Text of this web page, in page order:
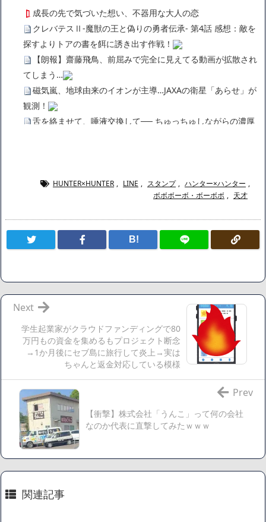
成長の先で気づいた想い、不器用な大人の恋
クレバテスⅡ-魔獣の王と偽りの勇者伝承- 第4話 感想：敵を
探すよりトアの書を餌に誘き出す作戦！
【朗報】齋藤飛鳥、前屈みで完全に見えてる動画が拡散され
てしまう…
磁気嵐、地球由来のイオンが主導…JAXAの衛星「あらせ」が
観測！
舌を絡ませて、唾液交換して── ちゅっちゅしながらの濃厚
広末涼子さん、正気に戻ってしまい絶望する・・・「アカ
割減
「ワンピース」、あと5年で終わりたい宣言から5年が経過し
ソだった所です」
【愕然】ワイ「豚バラ220gカリッカリになるまで焼いて重さ
調べたろww(2割3割減ったら御の字やろなあww)」→結
果・・・・・・・・・・・・・・・・・・・
【悲報】ジェネリック医薬品、4割が承認書と異なる製造だ
ったことが発覚「衝撃的な数字だ」
【速報】楽天グループ、減損損失約160億円と約700億円の繰
延税金資産の取崩し
【悲報】読売新聞、「避難所の自販機が壊されて窃盗され
た」というデマ記事をこっそり削除してしまう
SM風俗嬢ワイ、なんでも答えるが質問ある？
Powered by livedoor 相互RSS
HUNTER×HUNTER , LINE , スタンプ , ハンター×ハンター ,
ボボボーボ・ボーボボ , 天才
B!
学生起業家がクラウドファンディングで80
万円もの資金を集めるもプロジェクト断念
→1か月後にセブ島に旅行して炎上→実は
ちゃんと返金対応している模様
Next
【衝撃】株式会社「うんこ」って何の会社
なのか代表に直撃してみたｗｗｗ
Prev
関連記事